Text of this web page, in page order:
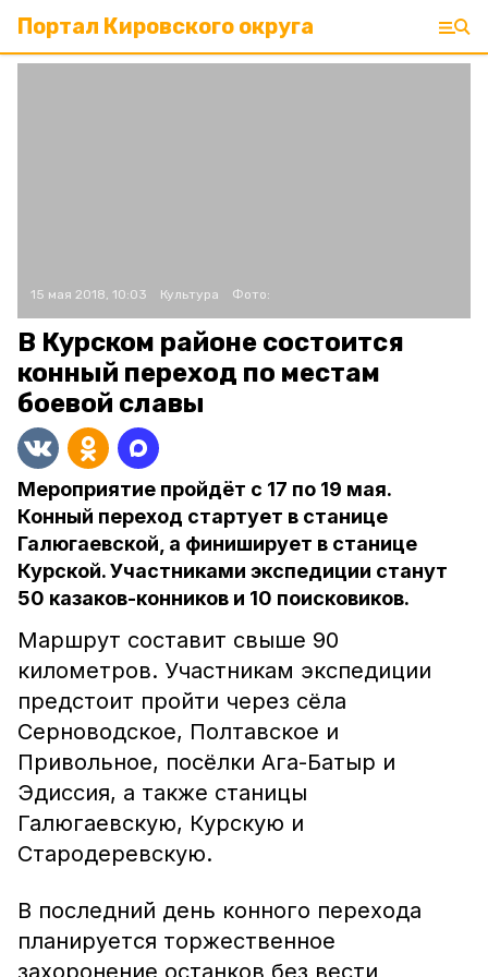
Портал Кировского округа
15 мая 2018, 10:03 Культура Фото:
В Курском районе состоится
конный переход по местам
боевой славы
Мероприятие пройдёт с 17 по 19 мая.
Конный переход стартует в станице
Галюгаевской, а финиширует в станице
Курской. Участниками экспедиции станут
50 казаков-конников и 10 поисковиков.
Маршрут составит свыше 90
километров. Участникам экспедиции
предстоит пройти через сёла
Серноводское, Полтавское и
Привольное, посёлки Ага-Батыр и
Эдиссия, а также станицы
Галюгаевскую, Курскую и
Стародеревскую.
В последний день конного перехода
планируется торжественное
захоронение останков без вести